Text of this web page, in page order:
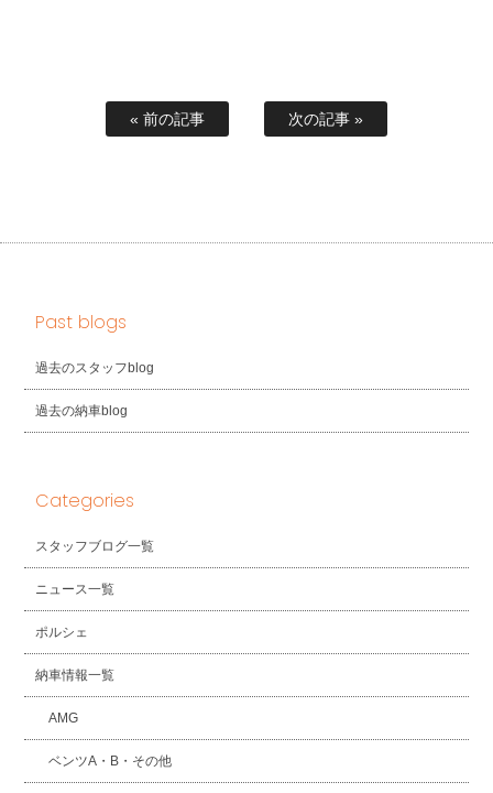
« 前の記事 次の記事 »
Past blogs
過去のスタッフblog
過去の納車blog
Categories
スタッフブログ一覧
ニュース一覧
ポルシェ
納車情報一覧
AMG
ベンツA・B・その他